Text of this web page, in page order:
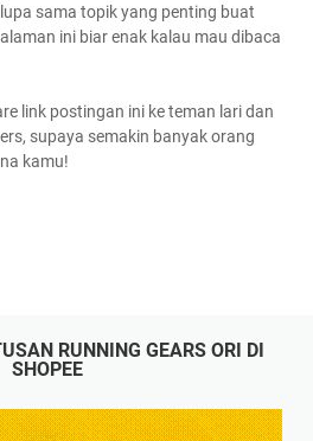
sama topik yang penting buat
ini biar enak kalau mau dibaca
link postingan ini ke teman lari dan
supaya semakin banyak orang
kamu!
RUNNING GEARS ORI DI
SHOPEE